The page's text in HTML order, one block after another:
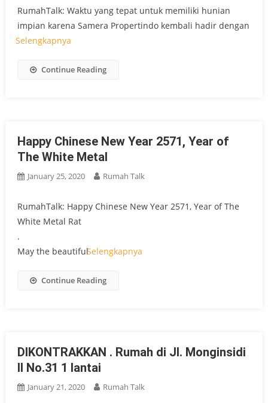
RumahTalk: Waktu yang tepat untuk memiliki hunian
impian karena Samera Propertindo kembali hadir dengan
Selengkapnya
Continue Reading
Happy Chinese New Year 2571, Year of
The White Metal
January 25, 2020 Rumah Talk
RumahTalk: Happy Chinese New Year 2571, Year of The
White Metal Rat
.
May the beautifulSelengkapnya
Continue Reading
DIKONTRAKKAN . Rumah di Jl. Monginsidi
II No.31 1 lantai
January 21, 2020 Rumah Talk